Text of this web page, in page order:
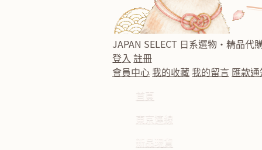
JAPAN SELECT 日系選物・精品代
登入 註冊
會員中心我的收藏我的留言 匯款
首頁
東京連線
新品現貨